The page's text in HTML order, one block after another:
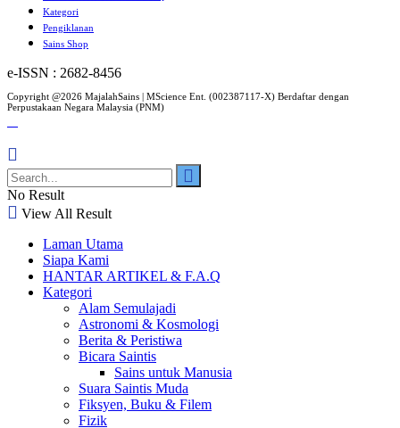
Kategori
Pengiklanan
Sains Shop
e-ISSN : 2682-8456
Copyright @2026 MajalahSains | MScience Ent. (002387117-X) Berdaftar dengan
Perpustakaan Negara Malaysia (PNM)
No Result
View All Result
Laman Utama
Siapa Kami
HANTAR ARTIKEL & F.A.Q
Kategori
Alam Semulajadi
Astronomi & Kosmologi
Berita & Peristiwa
Bicara Saintis
Sains untuk Manusia
Suara Saintis Muda
Fiksyen, Buku & Filem
Fizik